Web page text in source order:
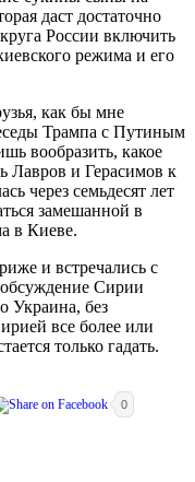
даст достаточно
России включить
режима и его
как бы мне
Трампа с Путиным
вообразить, какое
Лавров и Герасимов к
через семьдесят лет
замешанной в
в Киеве.
и встречались с
Сирии
Украина, без
все более или
только гадать.
0